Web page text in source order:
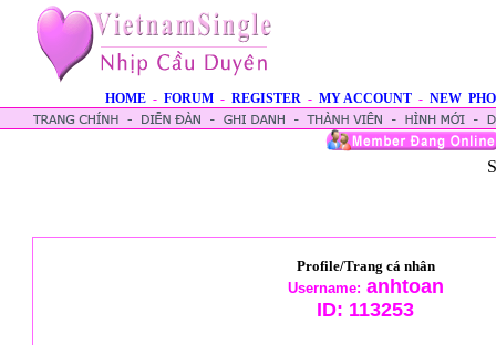
HOME - FORUM - REGISTER - MY ACCOUNT - NEW
Profile/Trang cá nhân
Username: anhtoan
ID: 113253